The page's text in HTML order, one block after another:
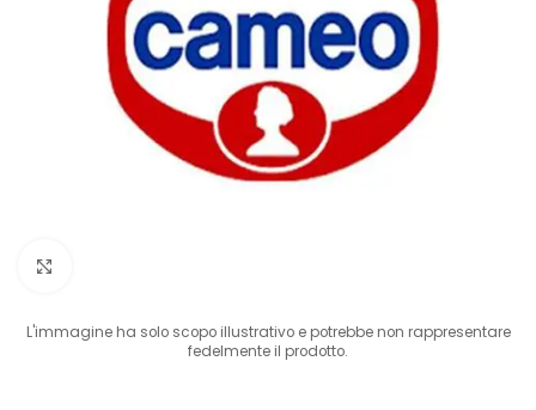
L'immagine ha solo scopo illustrativo e potrebbe non rappresentare
fedelmente il prodotto.